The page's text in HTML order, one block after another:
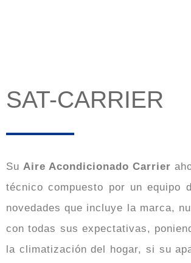
SAT-CARRIER
SuAire Acondicionado Carrier
técnico compuesto por un equipo
novedades que incluye la marca,
con todas sus expectativas,
la climatización del hogar, si su